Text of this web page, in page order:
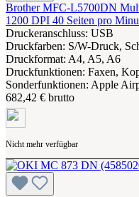
Brother MFC-L5700DN
1200 DPI 40 Seiten pro
Druckeranschluss: USB
Druckfarben: S/W-Druck,
Druckformat: A4, A5, A6
Druckfunktionen: Faxen,
Sonderfunktionen: Apple
682,42 € brutto
Nicht mehr verfügbar